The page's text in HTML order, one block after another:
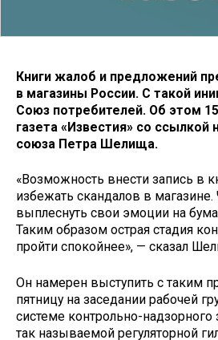
Книги жалоб и предложений
в магазины России. С такой
Союз потребителей. Об этом
газета «Известия» со ссылкой
союза Петра Шелища.
«Возможность внести запись в
избежать скандалов в
выплеснуть свои эмоции на
Таким образом острая стадия
пройти спокойнее», — сказал
Он намерен выступить с таким
пятницу на заседании рабочей
системе контрольно-надзорного
так называемой регуляторной